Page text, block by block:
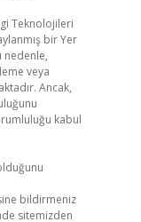
Teknolojileri
bir Yer
nedenle,
veya
Ancak,
kabul
bildirmeniz
sitemizden